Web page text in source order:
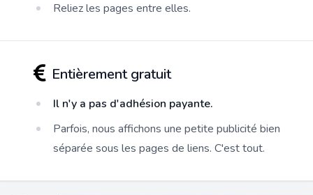
Reliez les pages entre elles.
Entièrement gratuit
Il n'y a pas d'adhésion payante.
Parfois, nous affichons une petite publicité bien
séparée sous les pages de liens. C'est tout.